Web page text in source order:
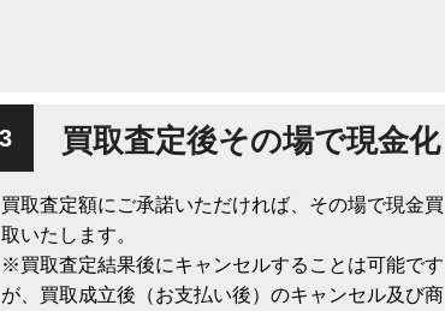
買取査定後その場で現金化
買取査定額にご承諾いただければ、その場で現金買
取いたします。
※買取査定結果後にキャンセルすることは可能です
が、買取成立後（お支払い後）のキャンセル及び商